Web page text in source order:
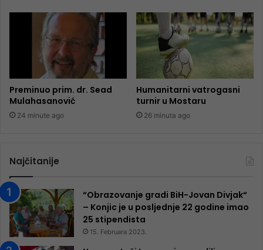
Preminuo prim. dr. Sead
Mulahasanović
24 minute ago
Humanitarni vatrogasni
turnir u Mostaru
26 minuta ago
Najčitanije
“Obrazovanje gradi BiH-Jovan Divjak“
– Konjic je u posljednje 22 godine imao
25 ​​stipendista
15. Februara 2023.